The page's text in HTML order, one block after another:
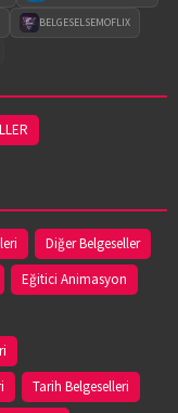
BELGESELSEMOFLIX
Diğer Belgeseller
Eğitici Animasyon
Tarih Belgeselleri